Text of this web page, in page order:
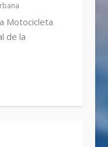
Motocicleta
de la